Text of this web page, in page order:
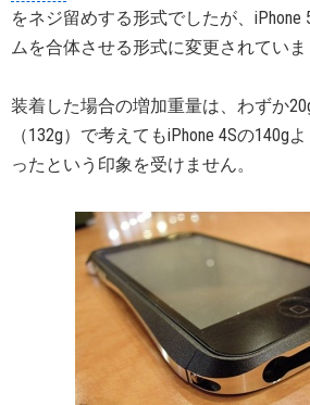
をネジ留めする形式でしたが、iPhone
ムを合体させる形式に変更されていま
装着した場合の増加重量は、わずか
（132g）で考えてもiPhone 4Sの140g
ったという印象を受けません。